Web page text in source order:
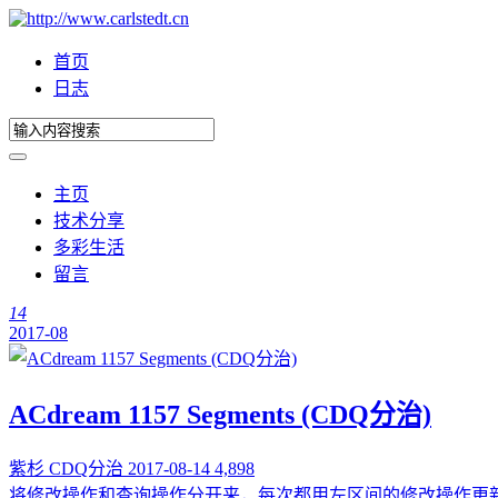
首页
日志
主页
技术分享
多彩生活
留言
14
2017-08
ACdream 1157 Segments (CDQ分治)
紫杉 CDQ分治 2017-08-14 4,898